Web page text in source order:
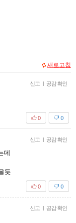
새로고침
신고 | 공감 확인
0
0
신고 | 공감 확인
데
듯
0
0
신고 | 공감 확인